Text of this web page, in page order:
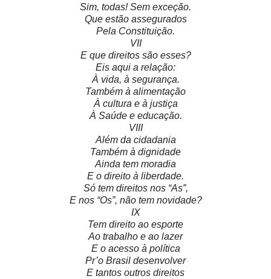
Sim, todas! Sem exceção.
Que estão assegurados
Pela Constituição.
VII
E que direitos são esses?
Eis aqui a relação:
À vida, à segurança.
Também à alimentação
À cultura e à justiça
À Saúde e educação.
VIII
Além da cidadania
Também à dignidade
Ainda tem moradia
E o direito à liberdade.
Só tem direitos nos “As”,
E nos “Os”, não tem novidade?
IX
Tem direito ao esporte
Ao trabalho e ao lazer
E o acesso à política
Pr’o Brasil desenvolver
E tantos outros direitos